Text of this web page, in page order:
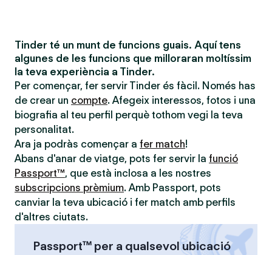
Tinder té un munt de funcions guais. Aquí tens
algunes de les funcions que milloraran moltíssim
la teva experiència a Tinder.
Per començar, fer servir Tinder és fàcil. Només has
de crear un compte. Afegeix interessos, fotos i una
biografia al teu perfil perquè tothom vegi la teva
personalitat.
Ara ja podràs començar a fer match!
Abans d'anar de viatge, pots fer servir la funció
Passport™, que està inclosa a les nostres
subscripcions prèmium. Amb Passport, pots
canviar la teva ubicació i fer match amb perfils
d'altres ciutats.
Passport™ per a qualsevol ubicació